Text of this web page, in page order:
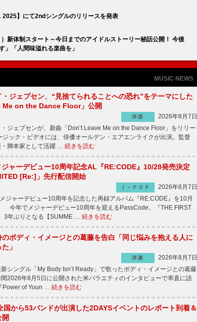
】にて2ndシングルのリリースを発表
新体制スタート～今日までのアイドルストーリー秘話公開！ 今後
」「人間味溢れる楽曲を」
MUSIC NEWS
ジェプセン、“見捨てられることへの恐れ”をテーマにした
Me on the Dance Floor」公開
洋楽
2026年8月7日
ジェプセンが、新曲「Don’t Leave Me on the Dance Floor」をリリー
ック・ビデオには、俳優オールデン・エアエンライクが出演。監督
脚本家として活躍 … 続きを読む
ャーデビュー10周年記念AL『RE:CODE』10/28発売決定
[Re:]」先行配信開始
Ｊ－ＰＯＰ
2026年8月7日
ジャーデビュー10周年を記念した再録アルバム『RE:CODE』を10月
今年でメジャーデビュー10周年を迎えるPassCode。『THE FIRST
3年ぶりとなる【SUMME … 続きを読む
のボディ・イメージとの葛藤を告白「同じ悩みを抱える人に
」
洋楽
2026年8月7日
シングル「My Body Isn’t Ready」で歌ったボディ・イメージとの葛藤
2026年8月5日に公開された米バラエティのインタビューで率直に語
of Youn … 続きを読む
国から53バンドが出演した2DAYSイベントのレポート到着＆